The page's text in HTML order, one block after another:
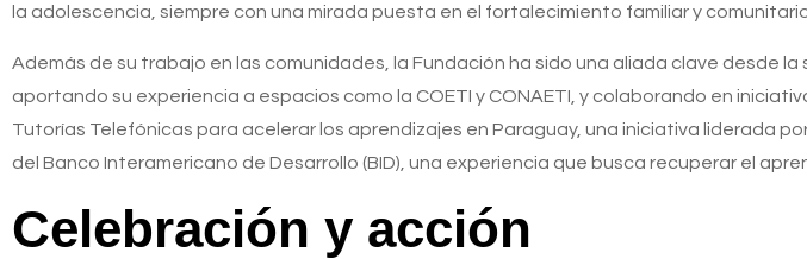
la adolescencia, siempre con una mirada puesta en el fortalecimiento familiar y
Además de su trabajo en las comunidades, la Fundación ha sido una aliada clave desde
aportando su experiencia a espacios como la COETI y CONAETI, y colaborando en
Tutorías Telefónicas para acelerar los aprendizajes en Paraguay, una iniciativa liderada
del Banco Interamericano de Desarrollo (BID), una experiencia que busca recuperar el
Celebración y acción